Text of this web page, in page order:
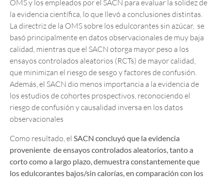
OMS y los empleados por el SACN para evaluar la solidez de
la evidencia científica, lo que llevó a conclusiones distintas.
La directriz de la OMS sobre los edulcorantes sin azúcar, se
basó principalmente en datos observacionales de muy baja
calidad, mientras que el SACN otorga mayor peso a los
ensayos controlados aleatorios (RCTs) de mayor calidad,
que minimizan el riesgo de sesgo y factores de confusión.
Además, el SACN dio menos importancia a la evidencia de
los estudios de cohortes prospectivos, reconociendo el
riesgo de confusión y causalidad inversa en los datos
observacionales
Como resultado, el SACN concluyó que la evidencia
proveniente de ensayos controlados aleatorios, tanto a
corto como a largo plazo, demuestra constantemente que
los edulcorantes bajos/sin calorías, en comparación con los